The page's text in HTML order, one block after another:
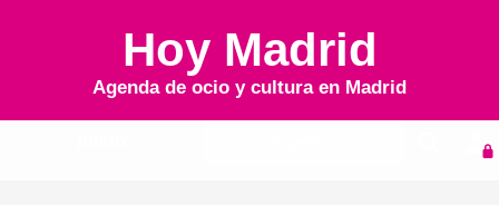
Hoy Madrid
Agenda de ocio y cultura en Madrid